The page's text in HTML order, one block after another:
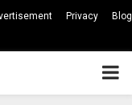
Blog
Privacy
PRIMARY